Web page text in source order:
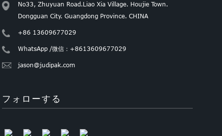
No33, Zhuyuan Road.Liao Xia Village. Houjie Town.
Dongguan City. Guangdong Province. CHINA
+86 13609677029
WhatsApp /微信：+8613609677029
jason@judipak.com
フォローする